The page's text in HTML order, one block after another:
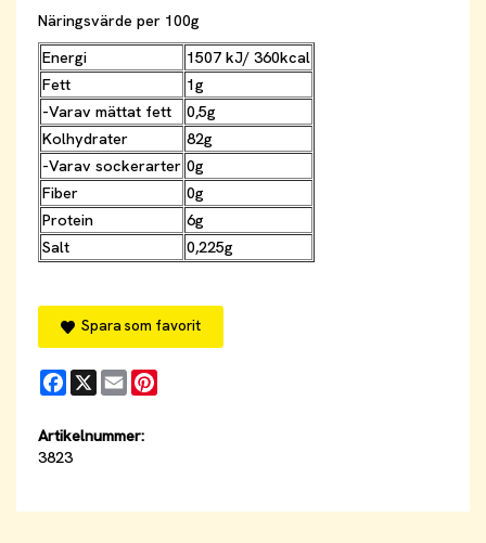
Näringsvärde per 100g
Energi
1507 kJ/ 360kcal
Fett
1g
-Varav mättat fett
0,5g
Kolhydrater
82g
-Varav sockerarter 0g
Fiber
0g
Protein
6g
Salt
0,225g
Spara som favorit
Facebook
X Email
Artikelnummer:
3823